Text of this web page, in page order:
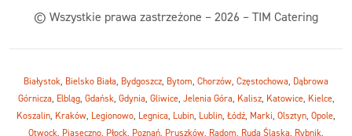
© Wszystkie prawa zastrzeżone – 2026 – TIM Catering
Białystok, Bielsko Biała, Bydgoszcz, Bytom, Chorzów, Częstochowa, Dąbrowa
Górnicza, Elbląg, Gdańsk, Gdynia, Gliwice, Jelenia Góra, Kalisz, Katowice, Kielce,
Koszalin, Kraków, Legionowo, Legnica, Lubin, Lublin, Łódź, Marki, Olsztyn, Opole,
Otwock, Piaseczno, Płock, Poznań, Pruszków, Radom, Ruda Śląska, Rybnik,